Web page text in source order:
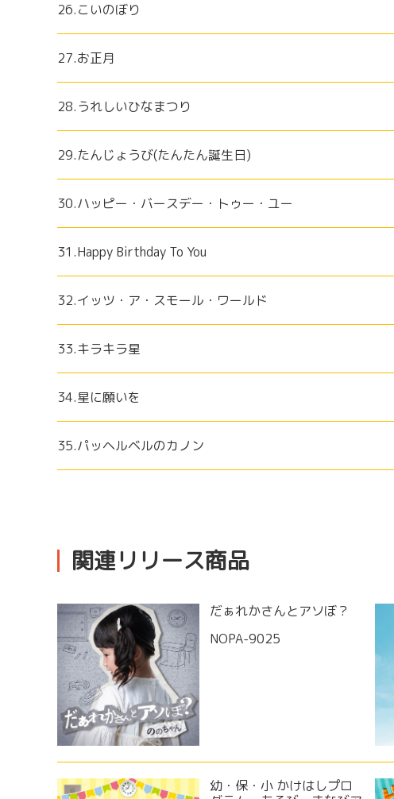
26.こいのぼり
27.お正月
28.うれしいひなまつり
29.たんじょうび(たんたん誕生日)
30.ハッピー・バースデー・トゥー・ユー
31.Happy Birthday To You
32.イッツ・ア・スモール・ワールド
33.キラキラ星
34.星に願いを
35.パッヘルベルのカノン
関連リリース商品
だぁれかさんとアソぼ？
NOPA-9025
幼・保・小 かけはしプロ